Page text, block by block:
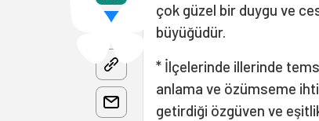
çok güzel bir duygu ve
büyüğüdür.
* İlçelerinde illerinde
anlama ve özümseme
getirdiği özgüven ve